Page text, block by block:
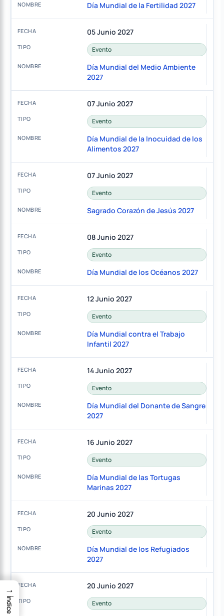
Día Mundial de la Fertilidad 2027
05 Junio 2027
Evento
Día Mundial del Medio Ambiente
2027
07 Junio 2027
Evento
Día Mundial de la Inocuidad de los
Alimentos 2027
07 Junio 2027
Evento
Sagrado Corazón de Jesús 2027
08 Junio 2027
Evento
Día Mundial de los Océanos 2027
12 Junio 2027
Evento
Día Mundial contra el Trabajo
Infantil 2027
14 Junio 2027
Evento
Día Mundial del Donante de Sangre
2027
16 Junio 2027
Evento
Día Mundial de las Tortugas
Marinas 2027
20 Junio 2027
Evento
Día Mundial de los Refugiados
2027
20 Junio 2027
Evento
→
Índice